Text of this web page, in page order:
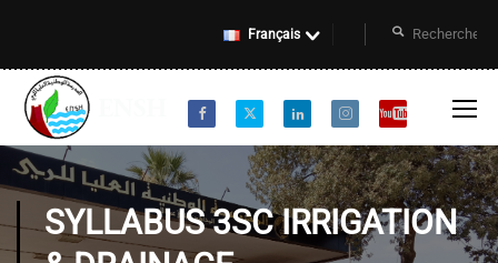
Français
SYLLABUS 3SC IRRIGATION